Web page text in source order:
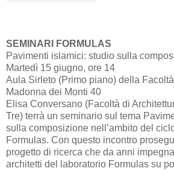
SEMINARI FORMULAS
Pavimenti islamici: studio sulla
Martedì 15 giugno, ore 14
Aula Sirleto (Primo piano) della
Madonna dei Monti 40
Elisa Conversano (Facoltà di
Tre) terrà un seminario sul tema
sulla composizione nell’ambito del
Formulas. Con questo incontro
progetto di ricerca che da anni
architetti del laboratorio Formulas su